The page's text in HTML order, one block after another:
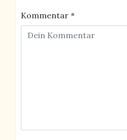
Kommentar *